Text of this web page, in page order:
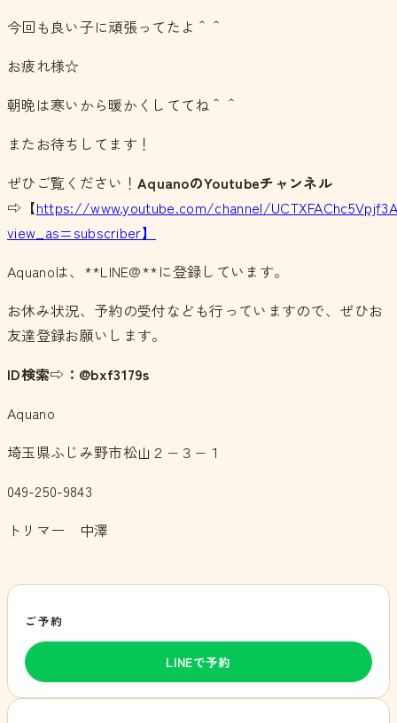
今回も良い子に頑張ってたよ＾＾
お疲れ様☆
朝晩は寒いから暖かくしててね＾＾
またお待ちしてます！
ぜひご覧ください！ AquanoのYoutubeチャンネル
⇨【https://www.youtube.com/channel/
view_as=subscriber】
Aquanoは、**LINE@**に登録しています。
お休み状況、予約の受付なども行っていますので、ぜひお
友達登録お願いします。
ID検索⇨：@bxf3179s
Aquano
埼玉県ふじみ野市松山２−３−１
049-250-9843
トリマー 中澤
ご予約
LINEで予約